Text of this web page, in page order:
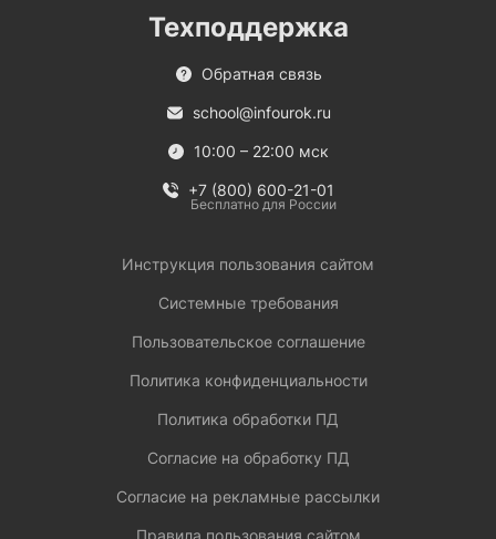
Техподдержка
Обратная связь
school@infourok.ru
10:00 – 22:00 мск
+7 (800) 600-21-01
Бесплатно для России
Инструкция пользования сайтом
Системные требования
Пользовательское соглашение
Политика конфиденциальности
Политика обработки ПД
Согласие на обработку ПД
Согласие на рекламные рассылки
Правила пользования сайтом